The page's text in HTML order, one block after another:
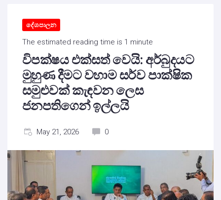
දේශපාලන
The estimated reading time is 1 minute
විපක්ෂය එක්සත් වෙයි: අර්බුදයට
මුහුණ දීමට වහාම සර්ව පාක්ෂික
සමුළුවක් කැඳවන ලෙස
ජනපතිගෙන් ඉල්ලයි
May 21, 2026 0